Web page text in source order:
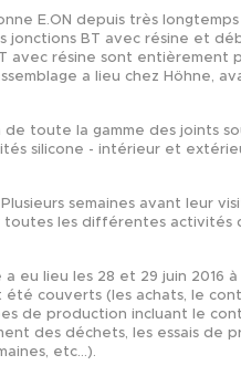
E.ON depuis très
jonctions BT avec résine et
avec résine sont entièrement
a lieu chez Höhne,
toute la gamme des joints
silicone - intérieur et
semaines avant leur
toutes les différentes activités
eu lieu les 28 et 29 juin 2016
été couverts (les achats, le
de production incluant le
des déchets, les essais de
etc...).